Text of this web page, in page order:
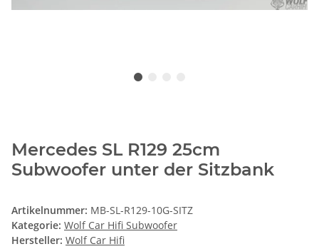
Mercedes SL R129 25cm
Subwoofer unter der Sitzbank
Artikelnummer: MB-SL-R129-10G-SITZ
Kategorie: Wolf Car Hifi Subwoofer
Hersteller: Wolf Car Hifi